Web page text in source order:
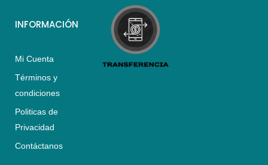
INFORMACIÓN
Mi Cuenta
Términos y
condiciones
Politicas de
Privacidad
Contáctanos